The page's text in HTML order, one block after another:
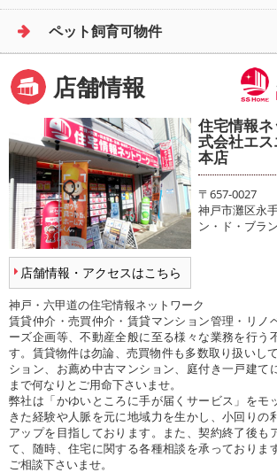
ペット飼育可物件
店舗情報
店舗情報・アクセスはこちら
住宅情報
式会社エ
本店
〒657-0027
神戸市灘区永
ン・ド・ブラ
神戸・六甲道の住宅情報ネットワーク
賃貸仲介・売買仲介・賃貸マンション管理・リノ
ーズ企画等、不動産全般に至る様々な業務を行う
す。賃貸物件は勿論、売買物件も多数取り扱いし
ション、お薦め中古マンション、庭付き一戸建て
まで何なりとご用命下さいませ。
弊社は「かゆいところに手が届くサービス」をモ
きた経験や人脈を元に地域力を生かし、小回りの
アップを目指しております。また、契約終了後も
て、随時、住宅に関する各種相談を承っておりま
ご相談下さいませ。